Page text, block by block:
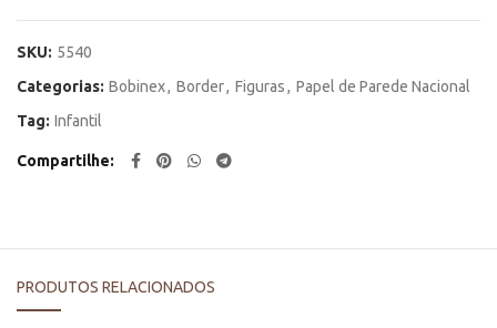
SKU: 5540
Categorias: Bobinex, Border, Figuras, Papel de Parede Nacional
Tag: Infantil
Compartilhe
PRODUTOS RELACIONADOS